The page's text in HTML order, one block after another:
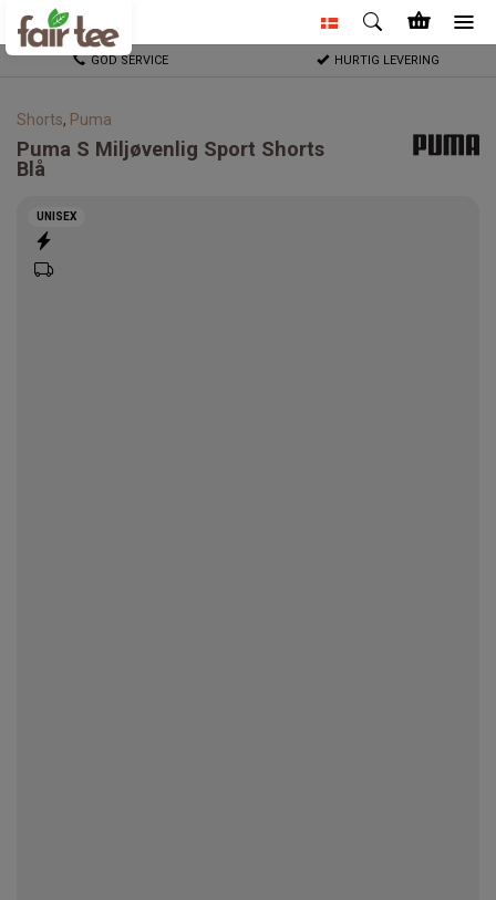
GOD SERVICE HURTIG LEVERING
Shorts, Puma
Puma S Miljøvenlig Sport Shorts
Blå
UNISEX